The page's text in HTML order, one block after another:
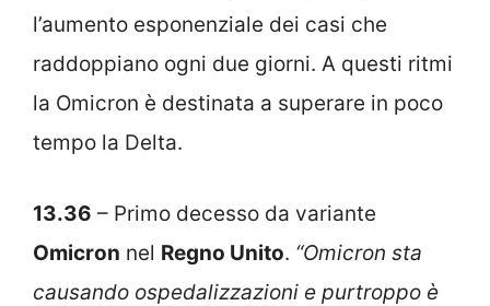
l’aumento esponenziale dei casi che
raddoppiano ogni due giorni. A questi ritmi
la Omicron è destinata a superare in poco
tempo la Delta.
13.36 – Primo decesso da variante
Omicron nel Regno Unito. “Omicron sta
causando ospedalizzazioni e purtroppo è